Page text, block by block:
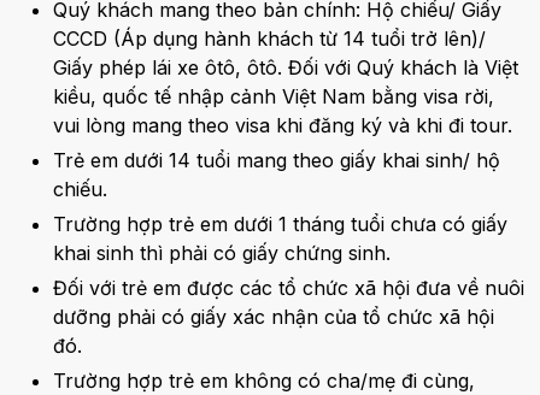
Quý khách mang theo bản chính: Hộ chiếu/ Giấy
CCCD (Áp dụng hành khách từ 14 tuổi trở lên)/
Giấy phép lái xe ôtô, ôtô. Đối với Quý khách là Việt
kiều, quốc tế nhập cảnh Việt Nam bằng visa rời,
vui lòng mang theo visa khi đăng ký và khi đi tour.
Trẻ em dưới 14 tuổi mang theo giấy khai sinh/ hộ
chiếu.
Trường hợp trẻ em dưới 1 tháng tuổi chưa có giấy
khai sinh thì phải có giấy chứng sinh.
Đối với trẻ em được các tổ chức xã hội đưa về nuôi
dưỡng phải có giấy xác nhận của tổ chức xã hội
đó.
Trường hợp trẻ em không có cha/mẹ đi cùng,